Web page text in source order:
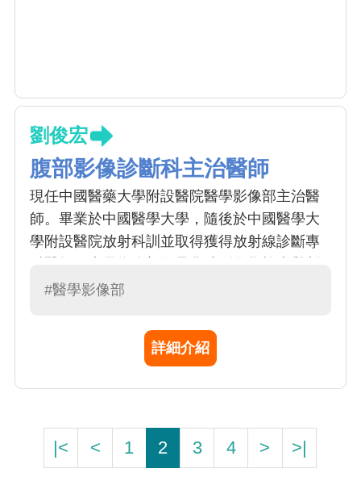
劉俊宏
腹部影像診斷科主治醫師
現任中國醫藥大學附設醫院醫學影像部主治醫
師。畢業於中國醫學大學，隨後於中國醫學大
學附設醫院放射科訓並取得獲得放射線診斷專
讀。
#醫學影像部
詳細介紹
|< < 1 2 3 4 > >|